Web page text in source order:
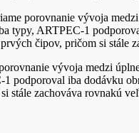
porovnanie vývoja
typy, ARTPEC-1
čipov, pričom si stále
vývoja medzi
podporoval iba dodávku
stále zachováva rovnakú